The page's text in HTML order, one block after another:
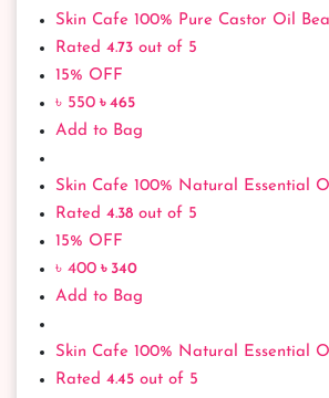
Skin Cafe 100% Pure Castor Oil
Rated 4.73 out of 5
15% OFF
৳ 550 ৳ 465
Add to Bag
Skin Cafe 100% Natural Essential
Rated 4.38 out of 5
15% OFF
৳ 400 ৳ 340
Add to Bag
Skin Cafe 100% Natural Essential
Rated 4.45 out of 5